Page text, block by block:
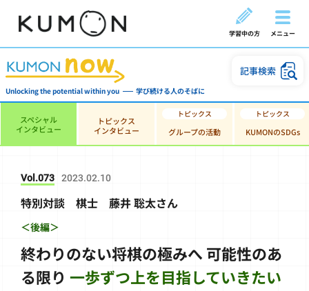
学習中の方 メニュー
Unlocking the potential within you 学び続ける人のそばに
記事検索
スペシャル
インタビュー
トピックス
インタビュー
グループの活動 KUMONのSDGs
Vol.073 2023.02.10
特別対談 棋士 藤井 聡太さん
＜後編＞
終わりのない将棋の極みへ 可能性のあ
る限り 一歩ずつ上を目指していきたい